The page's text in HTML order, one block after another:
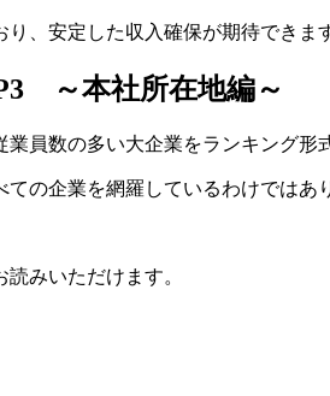
、安定した収入確保が期待できま
～本社所在地編～
員数の多い大企業をランキング形
の企業を網羅しているわけではあ
みいただけます。